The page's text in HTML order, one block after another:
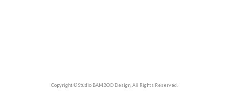
Copyright © Studio BAMBOO Design, All Rights Reserved.